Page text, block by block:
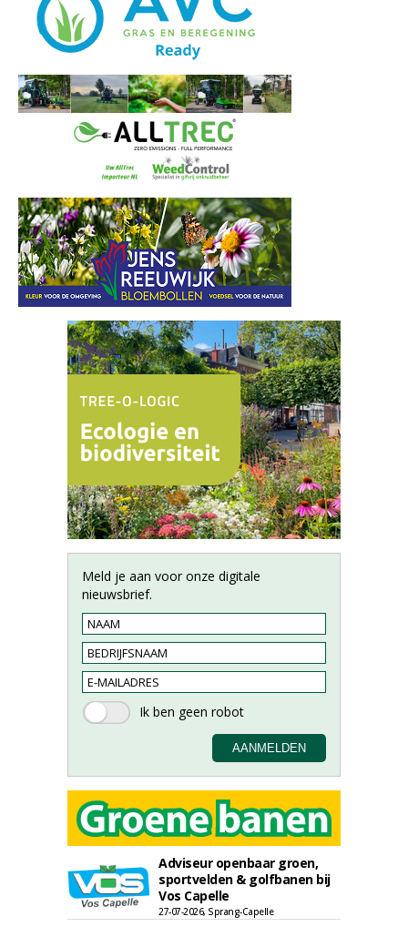
Meld je aan voor onze digitale
nieuwsbrief.
Adviseur openbaar groen,
sportvelden & golfbanen bij
Vos Capelle
27-07-2026, Sprang-Capelle